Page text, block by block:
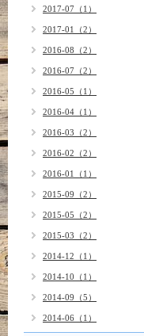
2017-07（1）
2017-01（2）
2016-08（2）
2016-07（2）
2016-05（1）
2016-04（1）
2016-03（2）
2016-02（2）
2016-01（1）
2015-09（2）
2015-05（2）
2015-03（2）
2014-12（1）
2014-10（1）
2014-09（5）
2014-06（1）